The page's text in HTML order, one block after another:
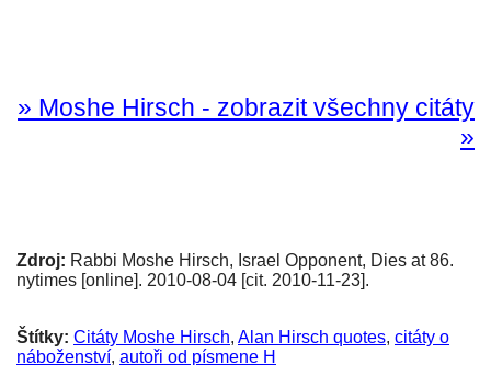
» Moshe Hirsch - zobrazit všechny citáty
»
Zdroj: Rabbi Moshe Hirsch, Israel Opponent, Dies at 86.
nytimes [online]. 2010-08-04 [cit. 2010-11-23].
Štítky: Citáty Moshe Hirsch, Alan Hirsch quotes, citáty o
náboženství, autoři od písmene H